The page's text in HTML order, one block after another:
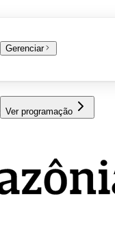
Gerenciar
Ver programação